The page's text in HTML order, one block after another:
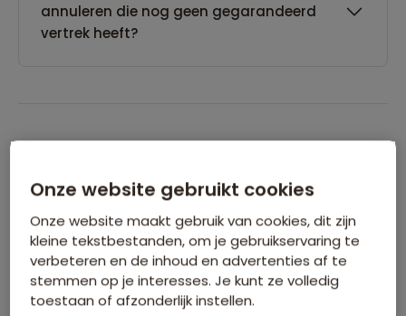
annuleren die nog geen gegarandeerd
vertrek heeft?
Wanneer kan ik het beste een reis
boeken?
Kan ik ook eerst een optie nemen op een
Onze website gebruikt cookies
Onze website maakt gebruik van cookies, dit zijn
kleine tekstbestanden, om je gebruikservaring te
verbeteren en de inhoud en advertenties af te
stemmen op je interesses. Je kunt ze volledig
toestaan of afzonderlijk instellen.